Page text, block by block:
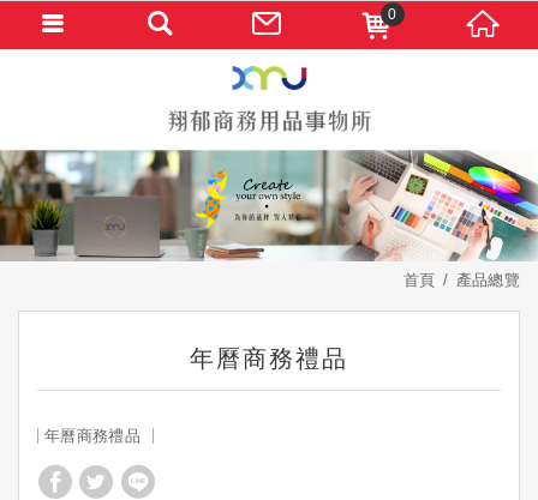
首頁 產品總覽
年曆商務禮品
年曆商務禮品
0